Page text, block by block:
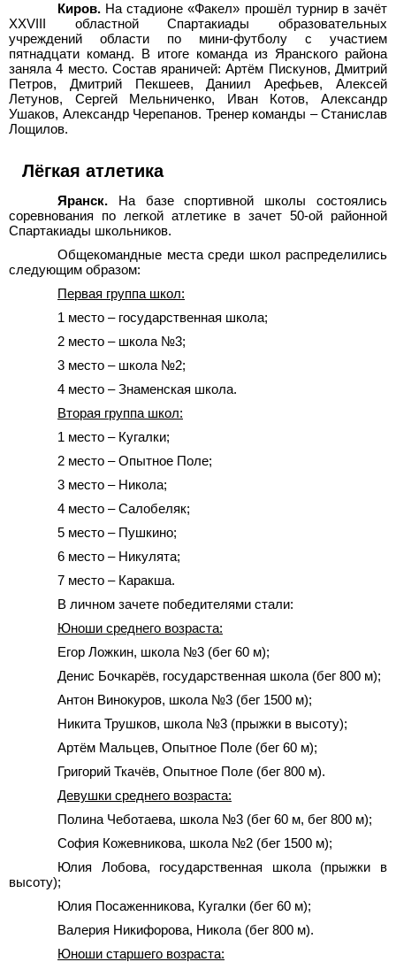
Киров. На стадионе «Факел» прошёл турнир в зачёт
XXVIII областной Спартакиады образовательных
учреждений области по мини-футболу с участием
пятнадцати команд. В итоге команда из Яранского района
заняла 4 место. Состав яраничей: Артём Пискунов, Дмитрий
Петров, Дмитрий Пекшеев, Даниил Арефьев, Алексей
Летунов, Сергей Мельниченко, Иван Котов, Александр
Ушаков, Александр Черепанов. Тренер команды – Станислав
Лощилов.
Лёгкая атлетика
Яранск.
На базе спортивной школы состоялись
соревнования по легкой атлетике в зачет 50-ой районной
Спартакиады школьников.
Общекомандные места среди школ распределились
следующим образом:
Первая группа школ:
1 место – государственная школа;
2 место – школа №3;
3 место – школа №2;
4 место – Знаменская школа.
Вторая группа школ:
1 место – Кугалки;
2 место – Опытное Поле;
3 место – Никола;
4 место – Салобеляк;
5 место – Пушкино;
6 место – Никулята;
7 место –Каракша.
В личном зачете победителями стали:
Юноши среднего возраста:
Егор Ложкин, школа №3 (бег 60 м);
Денис Бочкарёв, государственная школа (бег 800 м);
Антон Винокуров, школа №3 (бег 1500 м);
Никита Трушков, школа №3 (прыжки в высоту);
Артём Мальцев, Опытное Поле (бег 60 м);
Григорий Ткачёв, Опытное Поле (бег 800 м).
Девушки среднего возраста:
Полина Чеботаева, школа №3 (бег 60 м, бег 800 м);
София Кожевникова, школа №2 (бег 1500 м);
Юлия Лобова, государственная школа (прыжки в
высоту);
Юлия Посаженникова, Кугалки (бег 60 м);
Валерия Никифорова, Никола (бег 800 м).
Юноши старшего возраста: